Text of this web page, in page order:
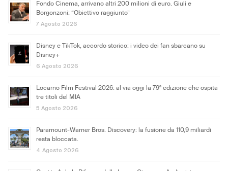
Fondo Cinema, arrivano altri 200 milioni di euro. Giuli e
Borgonzoni: “Obiettivo raggiunto”
7 Agosto 2026
Disney e TikTok, accordo storico: i video dei fan sbarcano su
Disney+
6 Agosto 2026
Locarno Film Festival 2026: al via oggi la 79ª edizione che ospita
tre titoli del MIA
5 Agosto 2026
Paramount-Warner Bros. Discovery: la fusione da 110,9 miliardi
resta bloccata.
4 Agosto 2026